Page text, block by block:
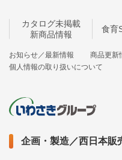
カタログ未掲載
新商品情報
食育
お知らせ／最新情報 商品更新
個人情報の取り扱いについて
企画・製造／西日本販